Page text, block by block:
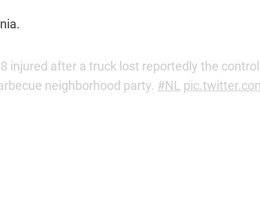
injured after a truck lost reportedly the
neighborhood party. #NL